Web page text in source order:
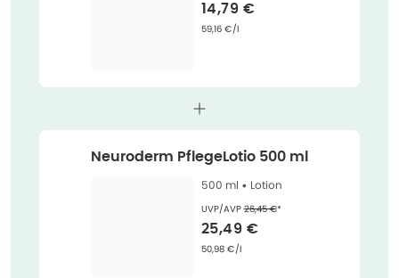
Verkaufspreis
14,79 €
Grundpreis
59,16 €/l
Neuroderm PflegeLotio 500 ml
500 ml • Lotion
UVP/AVPEhemaliger Preis (U V P)
26,45 €*
Verkaufspreis
25,49 €
Grundpreis
50,98 €/l